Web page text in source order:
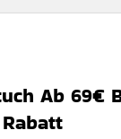
Ab 69€